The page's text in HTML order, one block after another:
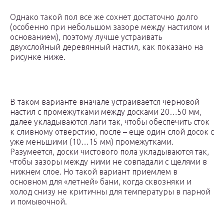
Однако такой пол все же сохнет достаточно долго
(особенно при небольшом зазоре между настилом и
основанием), поэтому лучше устраивать
двухслойный деревянный настил, как показано на
рисунке ниже.
В таком варианте вначале устраивается черновой
настил с промежутками между досками 20…50 мм,
далее укладываются лаги так, чтобы обеспечить сток
к сливному отверстию, после – еще один слой досок с
уже меньшими (10…15 мм) промежутками.
Разумеется, доски чистового пола укладываются так,
чтобы зазоры между ними не совпадали с щелями в
нижнем слое. Но такой вариант приемлем в
основном для «летней» бани, когда сквозняки и
холод снизу не критичны для температуры в парной
и помывочной.